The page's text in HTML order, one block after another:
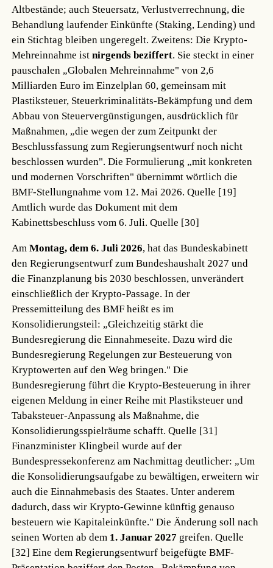
Altbestände; auch Steuersatz, Verlustverrechnung, die
Behandlung laufender Einkünfte (Staking, Lending) und
ein Stichtag bleiben ungeregelt. Zweitens: Die Krypto-
Mehreinnahme istnirgends beziffert. Sie steckt in einer
pauschalen „Globalen Mehreinnahme" von 2,6
Milliarden Euro im Einzelplan 60, gemeinsam mit
Plastiksteuer, Steuerkriminalitäts-Bekämpfung und dem
Abbau von Steuervergünstigungen, ausdrücklich für
Maßnahmen, „die wegen der zum Zeitpunkt der
Beschlussfassung zum Regierungsentwurf noch nicht
beschlossen wurden". Die Formulierung „mit konkreten
und modernen Vorschriften" übernimmt wörtlich die
BMF-Stellungnahme vom 12. Mai 2026.Quelle [19]
Amtlich wurde das Dokument mit dem
Kabinettsbeschluss vom 6. Juli.Quelle [30]
AmMontag, dem 6. Juli 2026, hat das Bundeskabinett
den Regierungsentwurf zum Bundeshaushalt 2027 und
die Finanzplanung bis 2030 beschlossen, unverändert
einschließlich der Krypto-Passage. In der
Pressemitteilung des BMF heißt es im
Konsolidierungsteil: „Gleichzeitig stärkt die
Bundesregierung die Einnahmeseite. Dazu wird die
Bundesregierung Regelungen zur Besteuerung von
Kryptowerten auf den Weg bringen." Die
Bundesregierung führt die Krypto-Besteuerung in ihrer
eigenen Meldung in einer Reihe mit Plastiksteuer und
Tabaksteuer-Anpassung als Maßnahme, die
Konsolidierungsspielräume schafft.Quelle [31]
Finanzminister Klingbeil wurde auf der
Bundespressekonferenz am Nachmittag deutlicher: „Um
die Konsolidierungsaufgabe zu bewältigen, erweitern wir
auch die Einnahmebasis des Staates. Unter anderem
dadurch, dass wir Krypto-Gewinne künftig genauso
besteuern wie Kapitaleinkünfte." Die Änderung soll nach
seinen Worten ab dem 1. Januar 2027 greifen.Quelle
[32] Eine dem Regierungsentwurf beigefügte BMF-